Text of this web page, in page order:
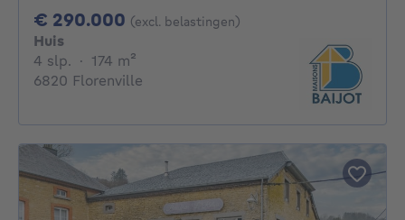
€ 290.000 290000€
(excl. belastingen)
Huis
4 slp. 4 slaapkamers
· 174 m²
6820 Florenville